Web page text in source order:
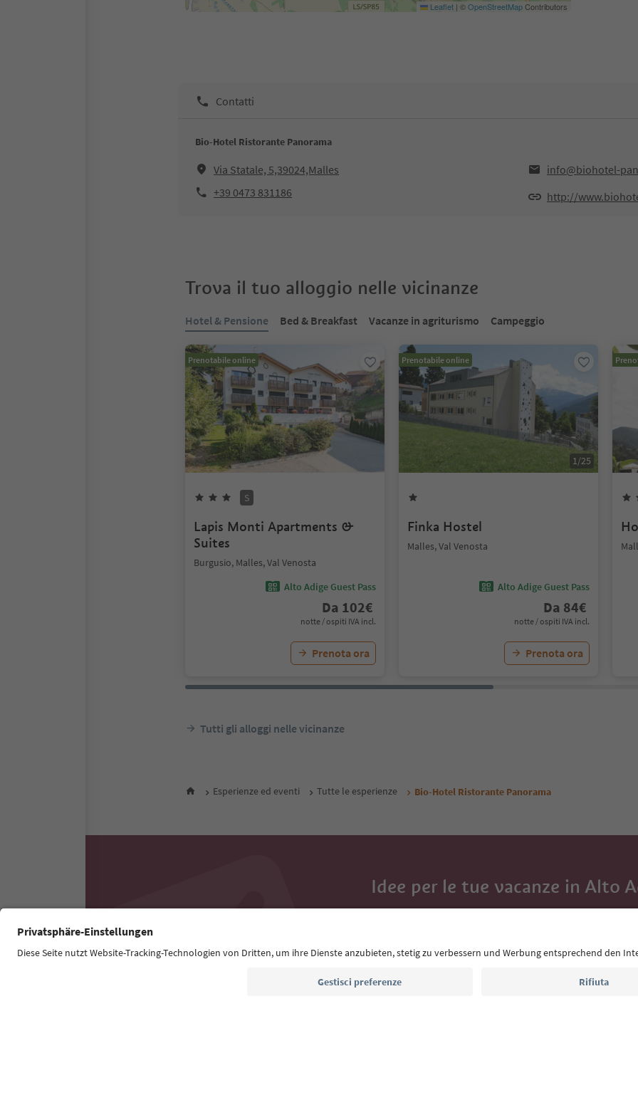
Leaflet | ©OpenStreetMapContributors
Contatti
Bio-Hotel Ristorante Panorama
Via Statale, 5,39024,Malles
info@biohotel-
+39 0473 831186
http://
Trova il tuo alloggio nelle vicinanze
Hotel & Pensione Bed & Breakfast Vacanze in agriturismo Campeggio
Prenotabile online
S
Lapis Monti Apartments &
Suites
Burgusio, Malles, Val Venosta
Alto Adige Guest Pass
Da 102€
notte / ospiti IVA incl.
Prenota ora
Prenotabile online
1/25
Finka Hostel
Malles, Val Venosta
Alto Adige Guest Pass
Da 84€
notte / ospiti IVA incl.
Prenota ora
Tutti gli alloggi nelle vicinanze
Esperienze ed eventi Tutte le esperienze Bio-Hotel Ristorante Panorama
Idee per le tue vacanze in Alto
Indirizzo e-mail*